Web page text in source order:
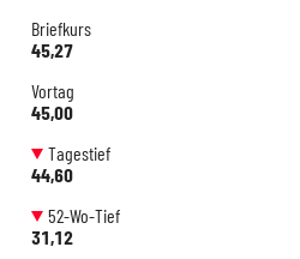
Briefkurs
45,27
Vortag
45,00
Tagestief
44,60
52-Wo-Tief
31,12